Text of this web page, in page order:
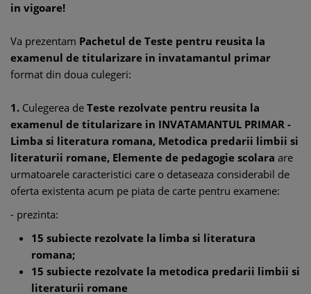
in vigoare!
Va prezentam Pachetul de Teste pentru reusita la
examenul de titularizare in invatamantul primar
format din doua culegeri:
1. Culegerea de Teste rezolvate pentru reusita la
examenul de titularizare in INVATAMANTUL PRIMAR -
Limba si literatura romana, Metodica predarii limbii si
literaturii romane, Elemente de pedagogie scolara are
urmatoarele caracteristici care o detaseaza considerabil de
oferta existenta acum pe piata de carte pentru examene:
- prezinta:
15 subiecte rezolvate la limba si literatura
romana;
15 subiecte rezolvate la metodica predarii limbii si
literaturii romane